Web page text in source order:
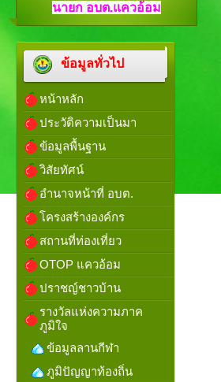
นายก อบต.แควอ้อม
ข้อมูลทั่วไป
หน้าหลัก
ประวัติความเป็นมา
ข้อมูลพื้นฐาน
วิสัยทัศน์
อำนาจหน้าที่ อบต.
โครงสร้างองค์กร
สถานที่ท่องเที่ยว
OTOP แควอ้อม
ปราชญ์ชาวบ้าน
รางวัลแห่งความภาค
ภูมิใจ
ข้อมูลลานกีฬา
ภูมิปัญญาท้องถิ่น